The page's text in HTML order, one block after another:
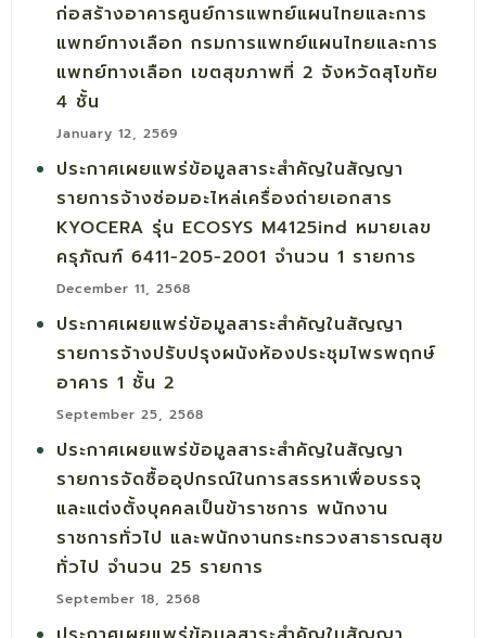
ก่อสร้างอาคารศูนย์การแพทย์แผนไทยและการ
แพทย์ทางเลือก กรมการแพทย์แผนไทยและการ
แพทย์ทางเลือก เขตสุขภาพที่ 2 จังหวัดสุโขทัย
4 ชั้น
January 12, 2569
ประกาศเผยแพร่ข้อมูลสาระสำคัญในสัญญา
รายการจ้างซ่อมอะไหล่เครื่องถ่ายเอกสาร
KYOCERA รุ่น ECOSYS M4125ind หมายเลข
ครุภัณฑ์ 6411-205-2001 จำนวน 1 รายการ
December 11, 2568
ประกาศเผยแพร่ข้อมูลสาระสำคัญในสัญญา
รายการจ้างปรับปรุงผนังห้องประชุมไพรพฤกษ์
อาคาร 1 ชั้น 2
September 25, 2568
ประกาศเผยแพร่ข้อมูลสาระสำคัญในสัญญา
รายการจัดซื้ออุปกรณ์ในการสรรหาเพื่อบรรจุ
และแต่งตั้งบุคคลเป็นข้าราชการ พนักงาน
ราชการทั่วไป และพนักงานกระทรวงสาธารณสุข
ทั่วไป จำนวน 25 รายการ
September 18, 2568